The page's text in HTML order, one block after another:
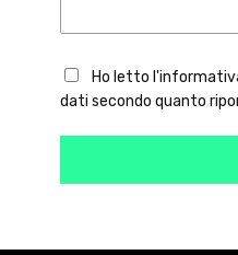
Ho letto
dati secondo quanto